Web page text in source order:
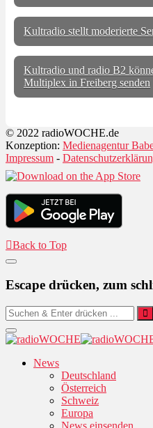
Kultradio stellt moderierte
Kultradio und radio B2
Multiplex in Freiberg senden
© 2022 radioWOCHE.de
Konzeption: Medienagentur
Impressum -
Back to Top
Escape drücken, zum
News
Deutschland
Österreich
Schweiz
Europa
News einsenden